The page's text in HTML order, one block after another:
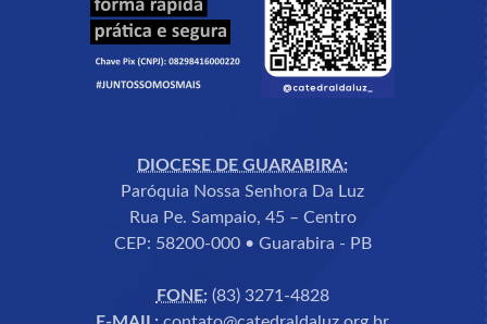
DIOCESE DE GUARABIRA:
Paróquia Nossa Senhora Da Luz
Rua Pe. Sampaio, 45 – Centro
CEP: 58200-000 • Guarabira - PB
FONE:(83) 3271-4828